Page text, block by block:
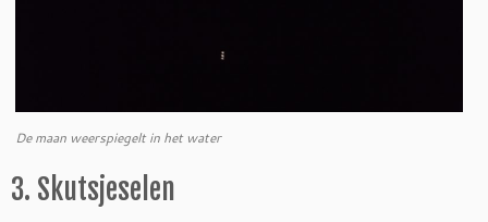
De maan weerspiegelt in het water
3. Skutsjeselen